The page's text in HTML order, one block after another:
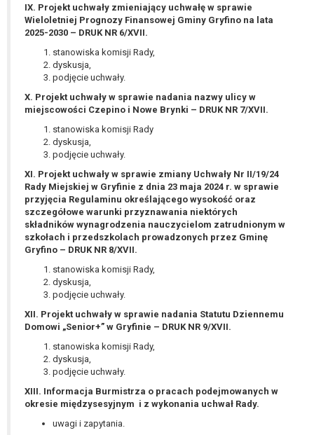
IX. Projekt uchwały zmieniający uchwałę w sprawie
Wieloletniej Prognozy Finansowej Gminy Gryfino na lata
2025-2030 – DRUK NR 6/XVII.
stanowiska komisji Rady,
dyskusja,
podjęcie uchwały.
X. Projekt uchwały w sprawie nadania nazwy ulicy w
miejscowości Czepino i Nowe Brynki – DRUK NR 7/XVII.
stanowiska komisji Rady
dyskusja,
podjęcie uchwały.
XI. Projekt uchwały w sprawie zmiany Uchwały Nr II/19/24
Rady Miejskiej w Gryfinie z dnia 23 maja 2024 r. w sprawie
przyjęcia Regulaminu określającego wysokość oraz
szczegółowe warunki przyznawania niektórych
składników wynagrodzenia nauczycielom zatrudnionym w
szkołach i przedszkolach prowadzonych przez Gminę
Gryfino – DRUK NR 8/XVII.
stanowiska komisji Rady,
dyskusja,
podjęcie uchwały.
XII. Projekt uchwały w sprawie nadania Statutu Dziennemu
Domowi „Senior+” w Gryfinie – DRUK NR 9/XVII.
stanowiska komisji Rady,
dyskusja,
podjęcie uchwały.
XIII. Informacja Burmistrza o pracach podejmowanych w
okresie międzysesyjnym i z wykonania uchwał Rady.
uwagi i zapytania.